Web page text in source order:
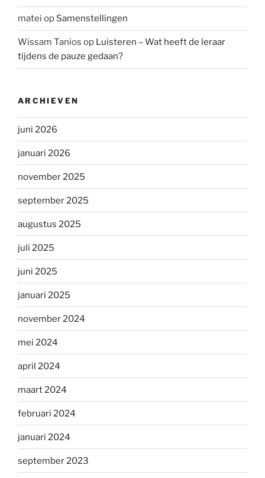
matei op Samenstellingen
Wissam Tanios op Luisteren – Wat heeft de leraar
tijdens de pauze gedaan?
ARCHIEVEN
juni 2026
januari 2026
november 2025
september 2025
augustus 2025
juli 2025
juni 2025
januari 2025
november 2024
mei 2024
april 2024
maart 2024
februari 2024
januari 2024
september 2023